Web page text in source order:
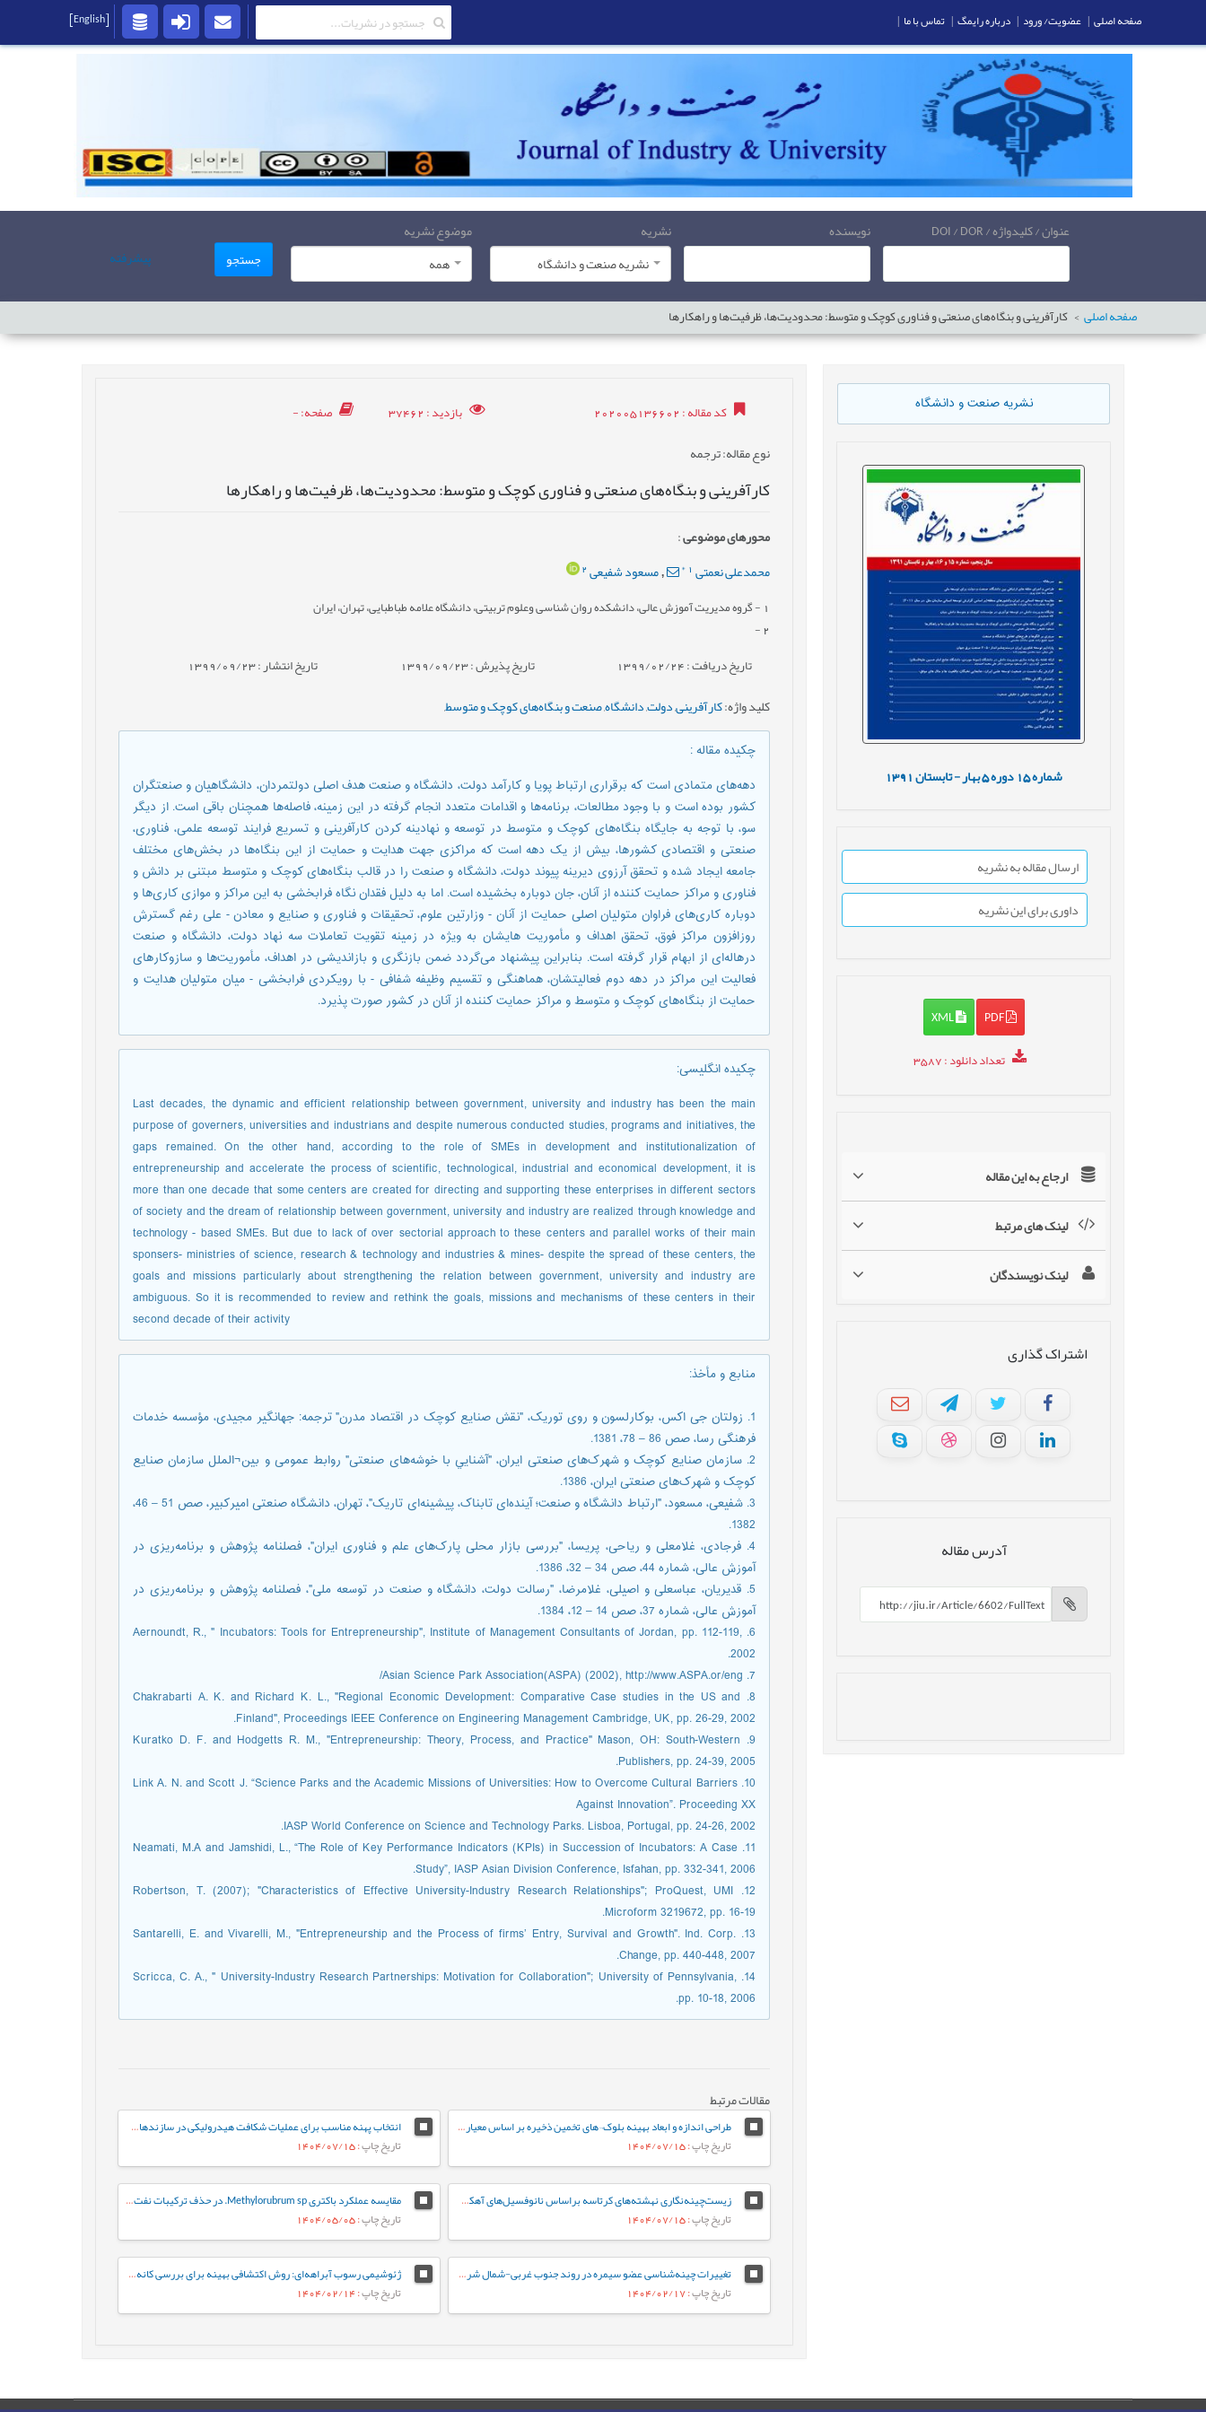
عنوان / کلیدواژه / DOI / DOR نویسنده
نشریه
نشریه صنعت و دانشگاه
موضوع نشریه
همه
جستجو پیشرفته
صفحه اصلی کارآفرينی و بنگاه‌ها‌ی صنعتی و فناوری کوچک و متوسط: محدوديت‌ها‌، ظرفيت‌ها‌ و راهکارها
نشریه صنعت و دانشگاه
شماره15 دوره5 بهار - تابستان1391
ارسال مقاله به نشریه
داوری برای این نشریه
PDF
XML
تعداد دانلود: 3587
ارجاع به این مقاله
لینک های مرتبط
لینک نویسندگان
اشتراک گذاری
آدرس مقاله
کد مقاله: 202005136602 بازدید: 37462 صفحه: -
نوع مقاله: ترجمه
کارآفرينی و بنگاه‌ها‌ی صنعتی و فناوری کوچک و متوسط: محدوديت‌ها‌، ظرفيت‌ها‌ و راهکارها
محورهای موضوعی:
محمدعلی نعمتی 1
*
,مسعود شفیعی2
1 - گروه مدیریت آموزش عالی، دانشکده روان شناسی وعلوم تربیتی، دانشگاه علامه طباطبایی، تهران، ایران
2
-
تاریخ دریافت : 1399/02/24 تاریخ پذیرش : 1399/09/23 تاریخ انتشار : 1399/09/23
کلید واژه:کارآفرينی,دولت,دانشگاه,صنعت و بنگاه‌ها‌ی کوچک و متوسط,
چکیده مقاله:
دهه‌ها‌ی متمادی است که برقراری ارتباط پويا و کارآمد دولت، دانشگاه و صنعت هدف اصلی دولتمردان، دانشگاهيان و صنعتگران
کشور بوده است و با وجود مطالعات، برنامه‌ها‌ و اقدامات متعدد انجام گرفته در اين زمينه، فاصله‌ها‌ همچنان باقی است. از ديگر
سو، با توجه به جايگاه بنگاه‌ها‌ی کوچک و متوسط در توسعه و نهادينه کردن کارآفرينی و تسريع فرايند توسعه علمی، فناوری،
صنعتی و اقتصادی کشورها، بيش از يک دهه است که مراکزی جهت هدايت و حمايت از اين بنگاه‌ها‌ در بخش‌ها‌ی مختلف
جامعه ايجاد شده و تحقق آرزوی ديرينه پيوند دولت، دانشگاه و صنعت را در قالب بنگاه‌ها‌ی کوچک و متوسط مبتنی بر دانش و
فناوری و مراکز حمايت کننده از آنان، جان دوباره بخشيده است. اما به دليل فقدان نگاه فرابخشی به اين مراکز و موازی کاری‌ها‌ و
دوباره کاری‌ها‌ی فراوان متوليان اصلی حمايت از آنان - وزارتين علوم، تحقيقات و فناوری و صنايع و معادن - علی رغم گسترش
روزافزون مراکز فوق، تحقق اهداف و مأموريت هایشان به ويژه در زمينه تقويت تعاملات سه نهاد دولت، دانشگاه و صنعت
در‌ها‌له‌ای از ابهام قرار گرفته است. بنابراين پيشنهاد می‌گردد ضمن بازنگری و بازانديشی در اهداف، مأموريت‌ها‌ و سازوکارهای
فعاليت اين مراکز در دهه دوم فعاليتشان، هماهنگی و تقسيم وظيفه شفافی - با رويکردی فرابخشی - ميان متوليان هدايت و
حمايت از بنگاه‌ها‌ی کوچک و متوسط و مراکز حمايت کننده از آنان در کشور صورت پذيرد.
چکیده انگلیسی:
Last decades, the dynamic and efficient relationship between government, university and industry has been the main
purpose of governers, universities and industrians and despite numerous conducted studies, programs and initiatives, the
gaps remained. On the other hand, according to the role of SMEs in development and institutionalization of
entrepreneurship and accelerate the process of scientific, technological, industrial and economical development, it is
more than one decade that some centers are created for directing and supporting these enterprises in different sectors
of society and the dream of relationship between government, university and industry are realized through knowledge and
technology - based SMEs. But due to lack of over sectorial approach to these centers and parallel works of their main
sponsers- ministries of science, research & technology and industries & mines- despite the spread of these centers, the
goals and missions particularly about strengthening the relation between government, university and industry are
ambiguous. So it is recommended to review and rethink the goals, missions and mechanisms of these centers in their
second decade of their activity
منابع و مأخذ:
1. زولتان جی اکس، بوکارلسون و روی توريک، "نقش صنايع کوچک در اقتصاد مدرن" ترجمه: جهانگير مجيدی، مؤسسه خدمات
فرهنگی رسا، صص 86 – 78، 1381.
2. سازمان صنايع کوچک و شهرک‌ها‌ی صنعتی ايران، "آشنايي با خوشه‌ها‌ی صنعتی" روابط عمومی و بين¬الملل سازمان صنايع
کوچک و شهرک‌ها‌ی صنعتی ايران، 1386.
3. شفيعی، مسعود، "ارتباط دانشگاه و صنعت؛ آينده‌ای تابناک، پيشينه‌ای تاريک"، تهران، دانشگاه صنعتی اميرکبير، صص 51 – 46،
1382.
4. فرجادی، غلامعلی و رياحی، پريسا، "بررسی بازار محلی پارک‌ها‌ی علم و فناوری ايران"، فصلنامه پژوهش و برنامه‌ريزی در
آموزش عالی، شماره 44، صص 34 – 32، 1386.
5. قديريان، عباسعلی و اصيلی، غلامرضا، "رسالت دولت، دانشگاه و صنعت در توسعه ملی"، فصلنامه پژوهش و برنامه‌ريزی در
آموزش عالی، شماره 37، صص 14 – 12، 1384.
6. Aernoundt, R., " Incubators: Tools for Entrepreneurship", Institute of Management Consultants of Jordan, pp. 112-119,
2002.
7. Asian Science Park Association(ASPA) (2002), http://www.ASPA.or/eng/
8. Chakrabarti A. K. and Richard K. L., "Regional Economic Development: Comparative Case studies in the US and
Finland", Proceedings IEEE Conference on Engineering Management Cambridge, UK, pp. 26-29, 2002.
9. Kuratko D. F. and Hodgetts R. M., "Entrepreneurship: Theory, Process, and Practice" Mason, OH: South-Western
Publishers, pp. 24-39, 2005.
10. Link A. N. and Scott J. “Science Parks and the Academic Missions of Universities: How to Overcome Cultural Barriers
Against Innovation”. Proceeding XX
IASP World Conference on Science and Technology Parks. Lisboa, Portugal, pp. 24-26, 2002.
11. Neamati, M.A and Jamshidi, L., “The Role of Key Performance Indicators (KPIs) in Succession of Incubators: A Case
Study”, IASP Asian Division Conference, Isfahan, pp. 332-341, 2006.
12. Robertson, T. (2007); "Characteristics of Effective University-Industry Research Relationships"; ProQuest, UMI
Microform 3219672, pp. 16-19.
13. Santarelli, E. and Vivarelli, M., "Entrepreneurship and the Process of firms’ Entry, Survival and Growth". Ind. Corp.
Change, pp. 440-448, 2007.
14. Scricca, C. A., " University-Industry Research Partnerships: Motivation for Collaboration"; University of Pennsylvania,
pp. 10-18, 2006.
مقالات مرتبط
طراحی اندازه و ابعاد بهینه بلوک¬های تخمین ذخیره بر اساس معیارهای مختلف (مورد مطالعه: کانسار طلای زرزیمای موچش)
تاریخ چاپ: 1404/07/15
انتخاب پهنه مناسب برای عملیات شکافت هیدرولیکی در سازندهای ایلام و سروک در یکی از چاه-های نفتی میادین جنوب غربی ایران
تاریخ چاپ: 1404/07/15
زیست‌چینه‌نگاری نهشته‌های کرتاسه براساس نانوفسیل‌های آهکی در برش کوهبنان (شمال غرب کرمان، حوضه رسوبی ایران مرکزی)
تاریخ چاپ: 1404/07/15
مقایسه عملکرد باکتری Methylorubrum sp. در حذف ترکیبات نفت خام به‌صورت آزاد و تثبیت‌شده: رویکردی بر پایه فعالیت آنزیم‌های کلیدی
تاریخ چاپ: 1404/05/05
تغییرات چینه‌شناسی عضو سیمره در روند جنوب غربی-شمال شرقی زیرزون ساختاری لرستان، حوضه زاگرس
تاریخ چاپ: 1404/02/17
ژئوشیمی رسوب آبراهه‌ای: روش اکتشافی بهینه برای بررسی کانه‌زایی مس در گستره چاه رستم، جنوب بیرجند
تاریخ چاپ: 1404/02/14
صفحه اصلی | عضویت/ ورود | درباره رایمگ | تماس با ما |
[English]